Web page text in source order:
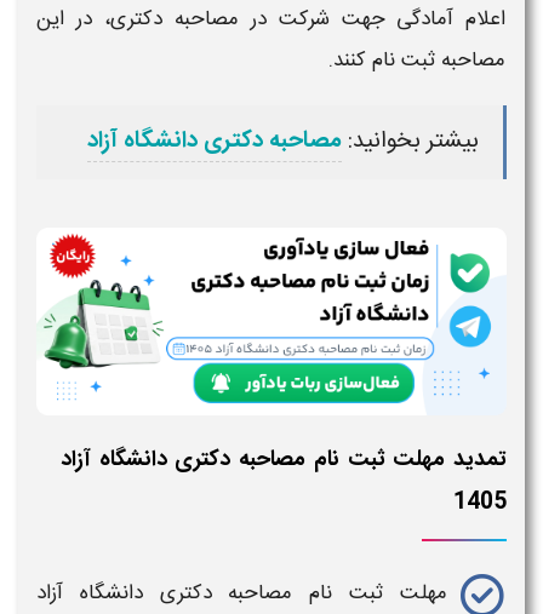
اعلام آمادگی جهت شرکت در مصاحبه دکتری، در این
مصاحبه ثبت نام کنند.
بیشتر بخوانید:مصاحبه دکتری دانشگاه آزاد
تمدید مهلت ثبت نام مصاحبه دکتری دانشگاه آزاد
1405
مهلت ثبت نام مصاحبه دکتری دانشگاه آزاد